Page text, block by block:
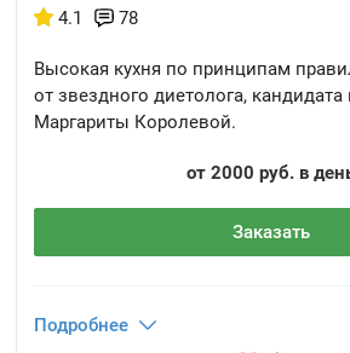
4.1 78
Высокая кухня по принципам
от звездного диетолога,
Маргариты Королевой.
от 2000 руб. в
Заказать
Подробнее